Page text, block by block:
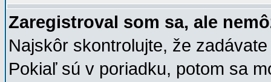
Zaregistroval som sa, ale
Najskôr skontrolujte, že
Pokiaľ sú v poriadku, potom sa